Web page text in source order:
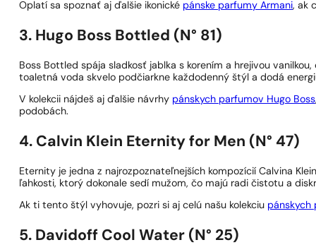
Oplatí sa spoznať aj ďalšie ikonické pánske parfumy Armani, ak
3. Hugo Boss Bottled (N° 81)
Boss Bottled spája sladkosť jablka s korením a hrejivou
toaletná voda skvelo podčiarkne každodenný štýl a dodá
V kolekcii nájdeš aj ďalšie návrhy pánskych parfumov Hugo Boss
podobách.
4. Calvin Klein Eternity for Men (N° 47)
Eternity je jedna z najrozpoznateľnejších kompozícií Calvina
ľahkosti, ktorý dokonale sedí mužom, čo majú radi čistotu a
Ak ti tento štýl vyhovuje, pozri si aj celú našu kolekciu pánskych
5. Davidoff Cool Water (N° 25)